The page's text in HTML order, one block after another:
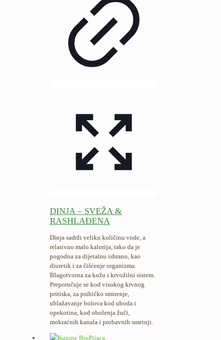
DINJA – SVEŽA &
RASHLAĐENA
Dinja sadrži veliku količinu vode, a
relativno malo kalorija, tako da je
pogodna za dijetalnu ishranu, kao
diuretik i za čišćenje organizma.
Blagotvorna za kožu i krvožilni sistem.
Preporučuje se kod visokog krvnog
pritiska, za psihičko smirenje,
ublažavanje bolova kod uboda i
opekotina, kod obolenja žuči,
mokraćnih kanala i probavnih smetnji.